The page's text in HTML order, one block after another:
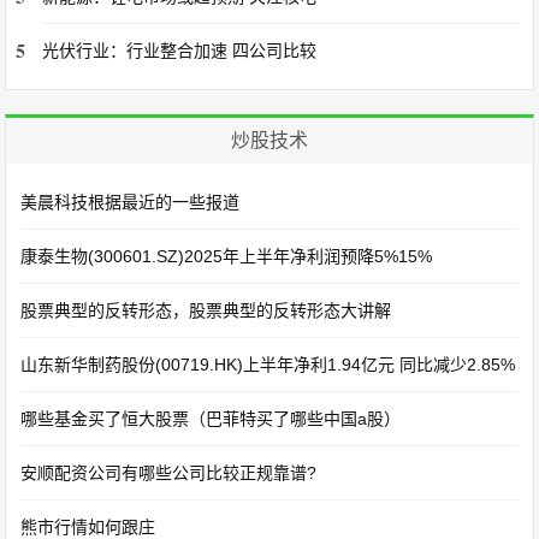
5 光伏行业：行业整合加速 四公司比较
炒股技术
美晨科技根据最近的一些报道
康泰生物(300601.SZ)2025年上半年净利润预降5%15%
股票典型的反转形态，股票典型的反转形态大讲解
山东新华制药股份(00719.HK)上半年净利1.94亿元 同比减少2.85%
哪些基金买了恒大股票（巴菲特买了哪些中国a股）
安顺配资公司有哪些公司比较正规靠谱?
熊市行情如何跟庄